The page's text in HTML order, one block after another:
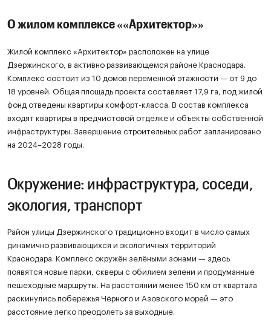
О жилом комплексе ««Архитектор»»
Жилой комплекс «Архитектор» расположен на улице
Дзержинского, в активно развивающемся районе Краснодара.
Комплекс состоит из 10 домов переменной этажности — от 9 до
18 уровней. Общая площадь проекта составляет 17,9 га, под жилой
фонд отведены квартиры комфорт-класса. В состав комплекса
входят квартиры в предчистовой отделке и объекты собственной
инфраструктуры. Завершение строительных работ запланировано
на 2024–2028 годы.
Окружение: инфраструктура, соседи,
экология, транспорт
Район улицы Дзержинского традиционно входит в число самых
динамично развивающихся и экологичных территорий
Краснодара. Комплекс окружён зелёными зонами — здесь
появятся новые парки, скверы с обилием зелени и продуманные
пешеходные маршруты. На расстоянии менее 150 км от квартала
раскинулись побережья Чёрного и Азовского морей — это
расстояние легко преодолеть за выходные.